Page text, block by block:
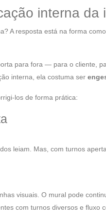
interna da
A resposta está na forma
para fora — para o cliente,
interna, ela costuma ser
los de forma prática:
leiam. Mas, com turnos
visuais. O mural pode
com turnos diversos e fluxo